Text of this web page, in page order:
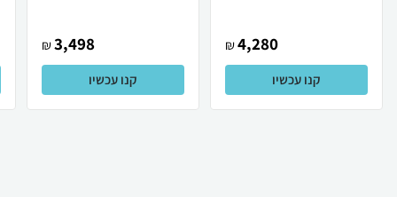
4,280
₪
קנו עכשיו
3,498
₪
קנו עכשיו